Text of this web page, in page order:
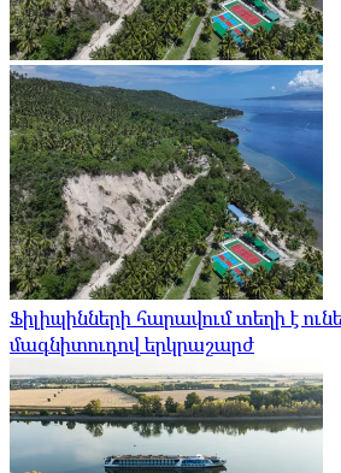
Ֆիլիպինների հարավում տեղի է
մագնիտուդով երկրաշարժ